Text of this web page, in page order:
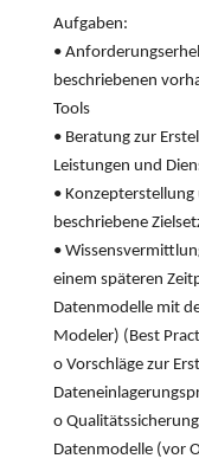
Aufgaben:
•
beschriebenen
Tools
• Beratung zur
Leistungen und
•
beschriebene
•
einem späteren
Datenmodelle mit
Modeler) (Best
o Vorschläge zur
o
Datenmodelle (vor